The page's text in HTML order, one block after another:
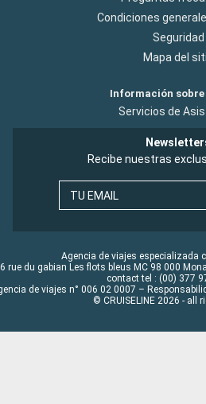
Condiciones
Seguridad
Mapa del
Información
Servicios de
Recibe nuestras
TU EMAIL
Agencia de viajes especializada
rue du gabian Les flots bleus MC 98 000
contact tel : (00) 377
de viajes n° 006 02 0007 –
© CRUISELINE 2026 - all